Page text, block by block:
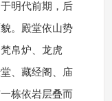
明代前期，后
。殿堂依山势
帛炉、龙虎
、藏经阁、庙
栋依岩层叠而